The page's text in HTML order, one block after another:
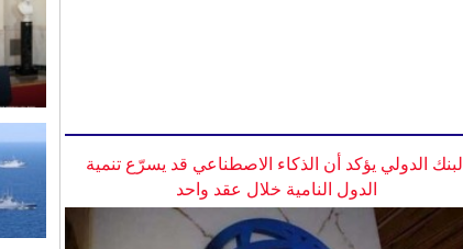
البنك الدولي يؤكد أن الذكاء الاصطناعي قد يسرّع تنمية
الدول النامية خلال عقد واحد